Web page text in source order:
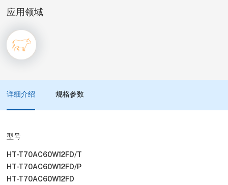
应用领域
详细介绍 规格参数
型号
HT-T70AC60W12FD/T
HT-T70AC60W12FD/P
HT-T70AC60W12FD